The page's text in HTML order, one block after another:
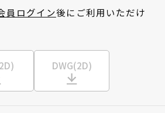
員ログイン後にご利用いただけ
DWG(2D)